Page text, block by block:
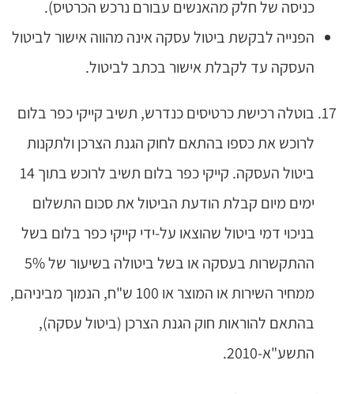
כניסה של חלק מהאנשים עבורם נרכש הכרטיס).
הפנייה לבקשת ביטול עסקה אינה מהווה אישור לביטול
העסקה עד לקבלת אישור בכתב לביטול.
בוטלה רכישת כרטיסים כנדרש, תשיב קייקי כפר בלום
לרוכש את כספו בהתאם לחוק הגנת הצרכן ולתקנות
ביטול העסקה. קייקי כפר בלום תשיב לרוכש בתוך 14
ימים מיום קבלת הודעת הביטול את סכום התשלום
בניכוי דמי ביטול שהוצאו על-ידי קייקי כפר בלום בשל
ההתקשרות בעסקה או בשל ביטולה בשיעור של 5%
ממחיר השירות או המוצר או 100 ש"ח, הנמוך מביניהם,
בהתאם להוראות חוק הגנת הצרכן (ביטול עסקה),
התשע"א-2010.